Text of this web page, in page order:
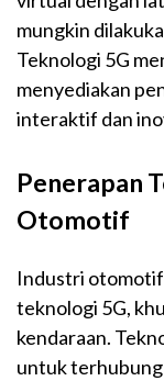
mungkin
Teknologi 5G
menyediakan
interaktif dan
Penerapan
Otomotif
Industri otomotif
teknologi 5G,
kendaraan.
untuk